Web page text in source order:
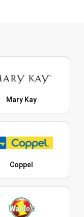
Mary Kay
Coppel